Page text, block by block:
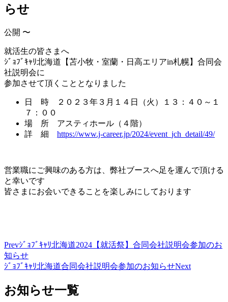
らせ
公開 〜
就活生の皆さまへ
ｼﾞｮﾌﾞｷｬﾘ北海道【苫小牧・室蘭・日高エリアin札幌】合同会
社説明会に
参加させて頂くこととなりました
日 時 ２０２３年３月１４日（火）１３：４０～１
７：００
場 所 アスティホール（４階）
詳 細 https://www.j-career.jp/2024/event_jch_detail/49/
営業職にご興味のある方は、弊社ブースへ足を運んで頂ける
と幸いです
皆さまにお会いできることを楽しみにしております
Prevｼﾞｮﾌﾞｷｬﾘ北海道2024【就活祭】合同会社説明会参加のお
知らせ
ｼﾞｮﾌﾞｷｬﾘ北海道合同会社説明会参加のお知らせNext
お知らせ一覧